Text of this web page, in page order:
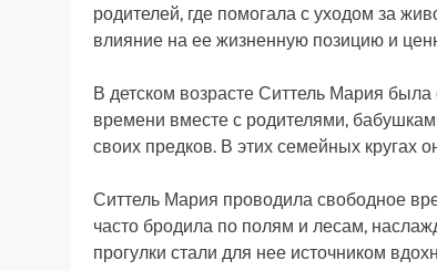
родителей, где помогала с уходом за
влияние на ее жизненную позицию и
В детском возрасте Ситтель Мария
времени вместе с родителями,
своих предков. В этих семейных кругах
Ситтель Мария проводила свободное
часто бродила по полям и лесам,
прогулки стали для нее источником